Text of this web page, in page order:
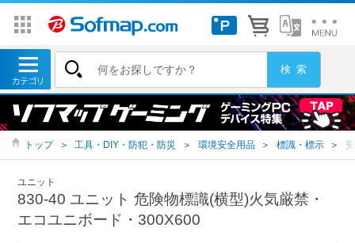
トップ ＞ 工具・DIY・防犯・防災 ＞ 環境安全用品 ＞ 標識・標示 ＞
ユニット
830-40 ユニット 危険物標識(横型)火気厳禁・
エコユニボード・300X600